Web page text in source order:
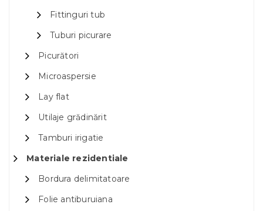
Fittinguri tub
Tuburi picurare
Picurători
Microaspersie
Lay flat
Utilaje grădinărit
Tamburi irigatie
Materiale rezidentiale
Bordura delimitatoare
Folie antiburuiana